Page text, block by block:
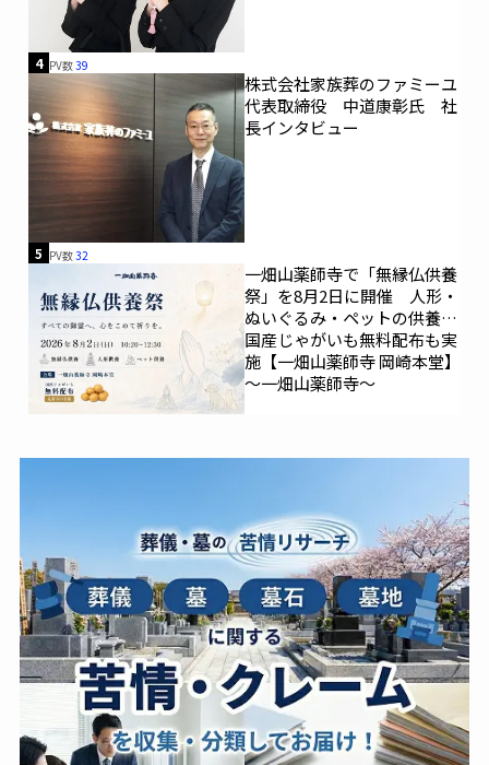
4 PV数39
株式会社家族葬のファミーユ
代表取締役 中道康彰氏 社
長インタビュー
5 PV数32
一畑山薬師寺で「無縁仏供養
祭」を8月2日に開催 人形・
ぬいぐるみ・ペットの供養、
国産じゃがいも無料配布も実
施【一畑山薬師寺 岡崎本堂】
～一畑山薬師寺～